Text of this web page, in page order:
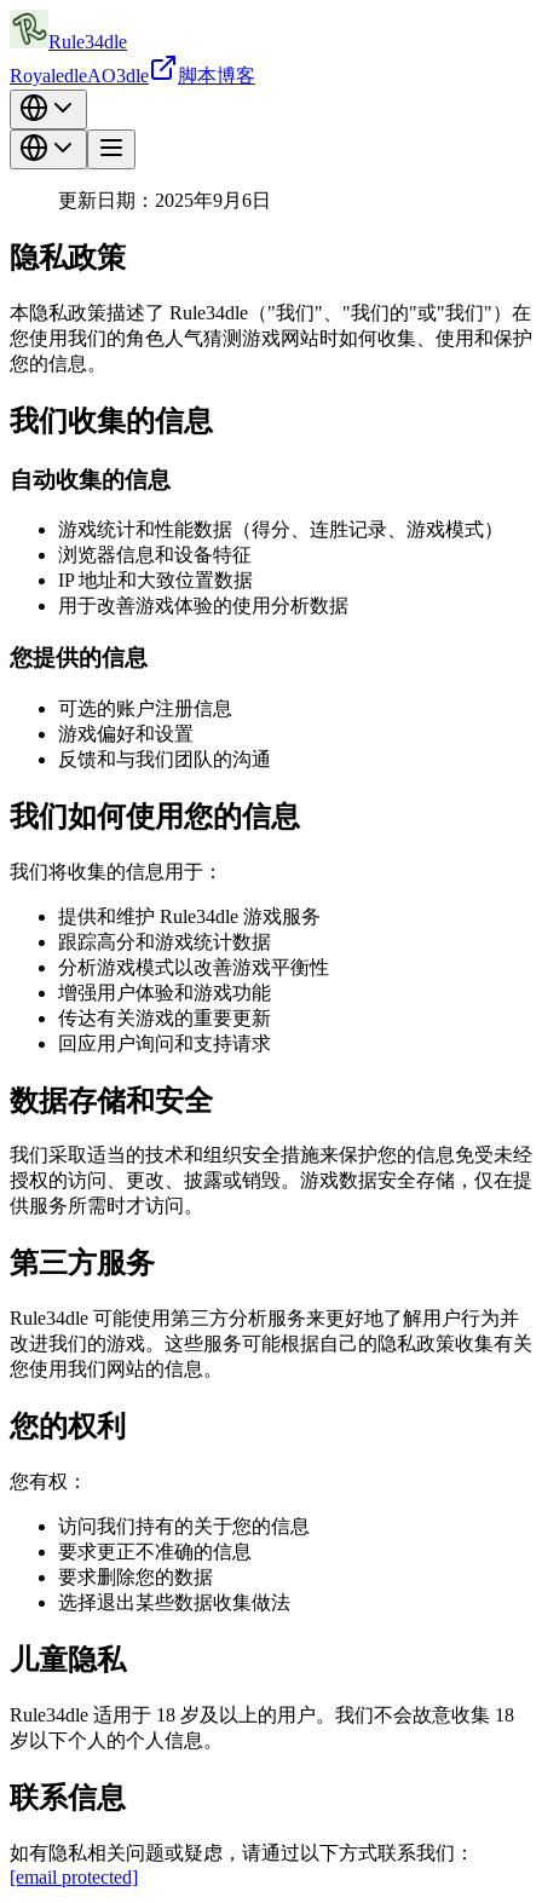
Rule34dle
RoyaledleAO3dle 脚本博客
更新日期：2025年9月6日
隐私政策
本隐私政策描述了 Rule34dle（"我们"、"我们的"或"我们"）在
您使用我们的角色人气猜测游戏网站时如何收集、使用和保护
您的信息。
我们收集的信息
自动收集的信息
游戏统计和性能数据（得分、连胜记录、游戏模式）
浏览器信息和设备特征
IP 地址和大致位置数据
用于改善游戏体验的使用分析数据
您提供的信息
可选的账户注册信息
游戏偏好和设置
反馈和与我们团队的沟通
我们如何使用您的信息
我们将收集的信息用于：
提供和维护 Rule34dle 游戏服务
跟踪高分和游戏统计数据
分析游戏模式以改善游戏平衡性
增强用户体验和游戏功能
传达有关游戏的重要更新
回应用户询问和支持请求
数据存储和安全
我们采取适当的技术和组织安全措施来保护您的信息免受未经
授权的访问、更改、披露或销毁。游戏数据安全存储，仅在提
供服务所需时才访问。
第三方服务
Rule34dle 可能使用第三方分析服务来更好地了解用户行为并
改进我们的游戏。这些服务可能根据自己的隐私政策收集有关
您使用我们网站的信息。
您的权利
您有权：
访问我们持有的关于您的信息
要求更正不准确的信息
要求删除您的数据
选择退出某些数据收集做法
儿童隐私
Rule34dle 适用于 18 岁及以上的用户。我们不会故意收集 18
岁以下个人的个人信息。
联系信息
如有隐私相关问题或疑虑，请通过以下方式联系我们：
[email protected]